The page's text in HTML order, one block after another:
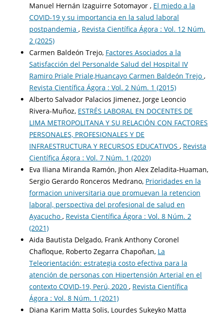
Manuel Hernán Izaguirre Sotomayor , El miedo a la
COVID-19 y su importancia en la salud laboral
postpandemia , Revista Científica Ágora : Vol. 12 Núm.
2 (2025)
Carmen Baldeón Trejo, Factores Asociados a la
Satisfacción del Personalde Salud del Hospital IV
Ramiro Priale Priale,Huancayo Carmen Baldeón Trejo ,
Revista Científica Ágora : Vol. 2 Núm. 1 (2015)
Alberto Salvador Palacios Jimenez, Jorge Leoncio
Rivera-Muñoz, ESTRÉS LABORAL EN DOCENTES DE
LIMA METROPOLITANA Y SU RELACIÓN CON FACTORES
PERSONALES, PROFESIONALES Y DE
INFRAESTRUCTURA Y RECURSOS EDUCATIVOS , Revista
Científica Ágora : Vol. 7 Núm. 1 (2020)
Eva Iliana Miranda Ramón, Jhon Alex Zeladita-Huaman,
Sergio Gerardo Ronceros Medrano, Prioridades en la
formacion universitaria que promuevan la retencion
laboral, perspectiva del profesional de salud en
Ayacucho , Revista Científica Ágora : Vol. 8 Núm. 2
(2021)
Aida Bautista Delgado, Frank Anthony Coronel
Chafloque, Roberto Zegarra Chapoñan, La
Teleorientación: estrategia costo efectiva para la
atención de personas con Hipertensión Arterial en el
contexto COVID-19, Perú, 2020 , Revista Científica
Ágora : Vol. 8 Núm. 1 (2021)
Diana Karim Matta Solis, Lourdes Sukeyko Matta